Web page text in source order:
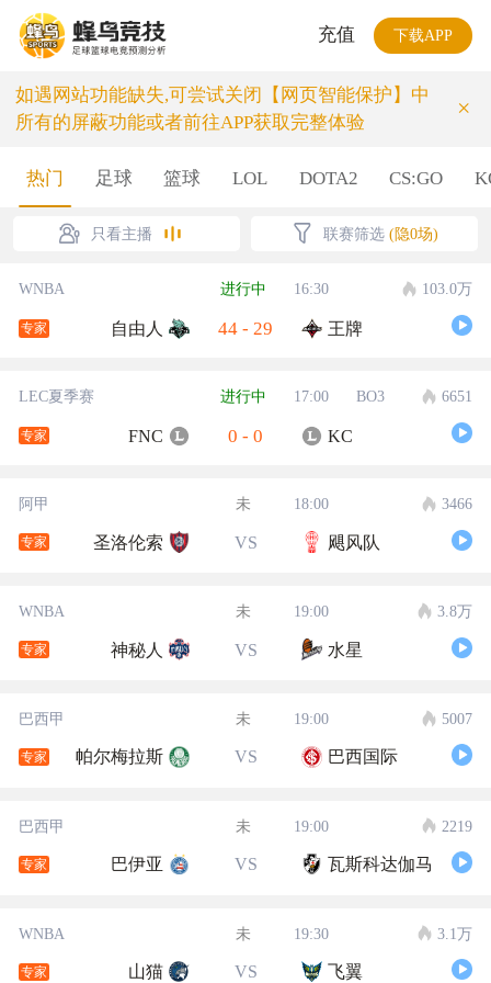
充值 下载APP
如遇网站功能缺失,可尝试关闭【网页智能保护】中
所有的屏蔽功能或者前往APP获取完整体验
×
热门 足球 篮球 LOL DOTA2 CS:GO
只看主播 联赛筛选 (隐0场)
WNBA 进行中 16:30 103.0万
专家 自由人 44 - 29 王牌
LEC夏季赛 进行中 17:00 BO3 6651
专家 FNC 0 - 0 KC
阿甲 未 18:00 3466
专家 圣洛伦索 VS 飓风队
WNBA 未 19:00 3.8万
专家 神秘人 VS 水星
巴西甲 未 19:00 5007
专家 帕尔梅拉斯 VS 巴西国际
巴西甲 未 19:00 2219
专家 巴伊亚 VS 瓦斯科达伽马
WNBA 未 19:30 3.1万
专家 山猫 VS 飞翼